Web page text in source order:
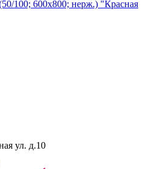
100; 600х800; нерж.) "Красная
ул. д.10